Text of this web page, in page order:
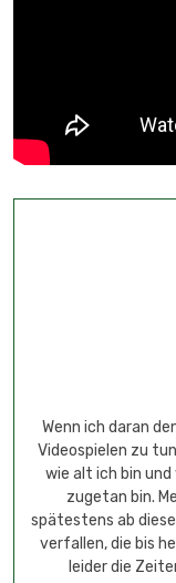
Wenn ich daran
Videospielen zu
wie alt ich bin
zugetan bin.
spätestens ab
verfallen, die bis
leider die